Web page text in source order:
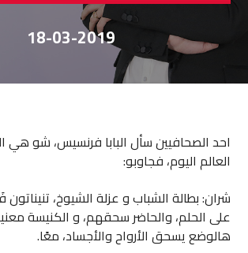
18-03-2019
احد الصحافيين سأل البابا فرنسيس، شو هي
العالم اليوم، فجاوبو:
شران: بطالة الشباب و عزلة الشيوخ،
على الحلم، والحاضر سحقهم، و الكنيسة
هالوضع يسحق الأرواح والأجساد، معًا.